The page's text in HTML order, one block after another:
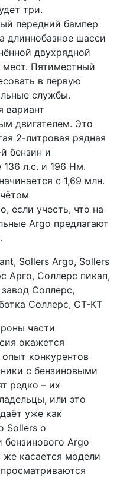
три.
передний бампер
длиннобазное шасси
двухрядной
мест. Пятиместный
в первую
службы.
вариант
двигателем. Это
2-литровая рядная
бензин и
л.с. и 196 Нм.
с 1,69 млн.
если учесть, что на
Argo предлагают
части
окажется
конкурентов
с бензиновыми
редко – их
или это
уже как
Sollers о
Argo
же касается модели